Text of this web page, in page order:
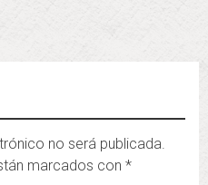
no será publicada.
marcados con *